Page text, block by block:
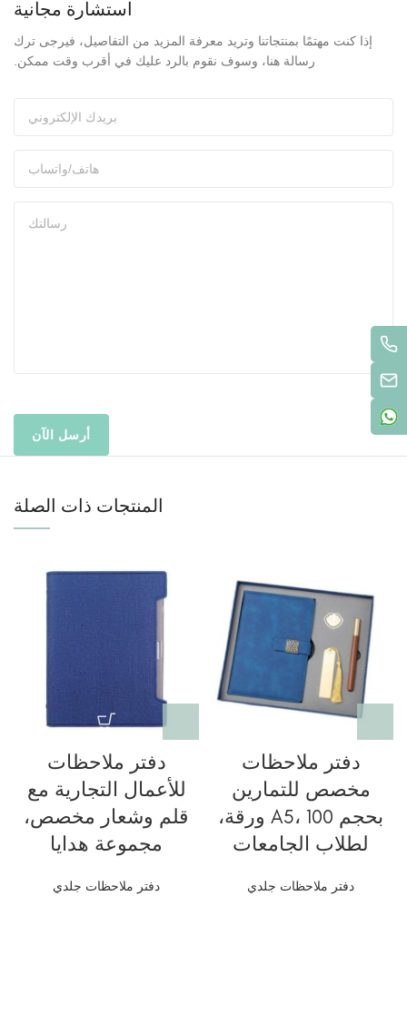
استشارة مجانية
إذا كنت مهتمًا بمنتجاتنا وتريد معرفة المزيد من التفاصيل، فيرجى ترك
رسالة هنا، وسوف نقوم بالرد عليك في أقرب وقت ممكن.
المنتجات ذات الصلة
دفتر ملاحظات
مخصص للتمارين
بحجم A5، 100 ورقة،
لطلاب الجامعات
دفتر ملاحظات جلدي
دفتر ملاحظات
للأعمال التجارية مع
قلم وشعار مخصص،
مجموعة هدايا
دفتر ملاحظات جلدي